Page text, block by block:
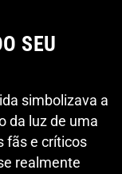
SEU
simbolizava a
da luz de uma
fãs e críticos
realmente